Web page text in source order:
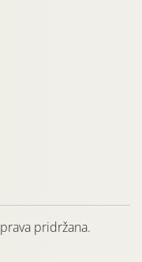
pridržana.